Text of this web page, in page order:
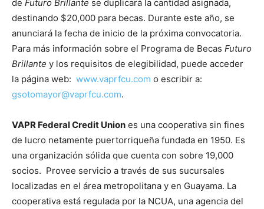
de Futuro Brillante se duplicará la cantidad asignada,
destinando $20,000 para becas. Durante este año, se
anunciará la fecha de inicio de la próxima convocatoria.
Para más información sobre el Programa de Becas Futuro
Brillante y los requisitos de elegibilidad, puede acceder
la página web: www.vaprfcu.com o escribir a:
gsotomayor@vaprfcu.com.
VAPR Federal Credit Union es una cooperativa sin fines
de lucro netamente puertorriqueña fundada en 1950. Es
una organización sólida que cuenta con sobre 19,000
socios. Provee servicio a través de sus sucursales
localizadas en el área metropolitana y en Guayama. La
cooperativa está regulada por la NCUA, una agencia del